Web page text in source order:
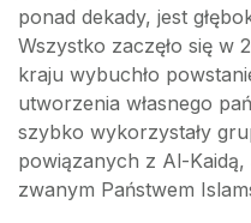
ponad dekady, jest
Wszystko zaczęło się w
kraju wybuchło
utworzenia własnego
szybko wykorzystały
powiązanych z Al-
zwanym Państwem